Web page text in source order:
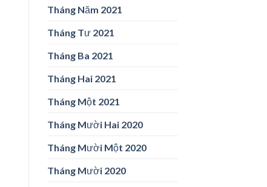
Tháng Năm 2021
Tháng Tư 2021
Tháng Ba 2021
Tháng Hai 2021
Tháng Một 2021
Tháng Mười Hai 2020
Tháng Mười Một 2020
Tháng Mười 2020